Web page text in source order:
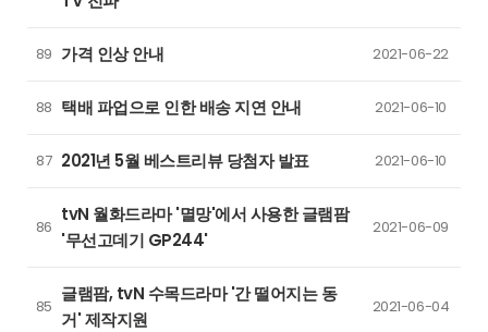
89 가격 인상 안내 2021-06-22
88 택배 파업으로 인한 배송 지연 안내 2021-06-10
87 2021년 5월 베스트리뷰 당첨자 발표 2021-06-10
86
tvN 월화드라마 '멸망'에서 사용한 글램팜
'무선고데기 GP244'
2021-06-09
85
글램팜, tvN 수목드라마 '간 떨어지는 동
거' 제작지원
2021-06-04